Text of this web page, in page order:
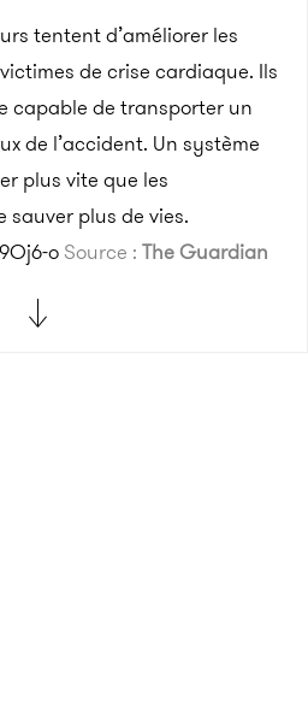
tentent d’améliorer les
de crise cardiaque. Ils
capable de transporter un
de l’accident. Un système
plus vite que les
plus de vies.
o Source : The Guardian